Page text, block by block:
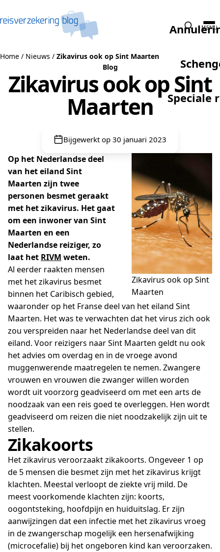
Speciale
MENU
Home / Nieuws / Zikavirus ook op Sint Maarten
Blog
Zikavirus ook op Sint
Maarten
Bijgewerkt op 30 januari 2023
Zikavirus ook op Sint
Maarten
Op het Nederlandse deel
van het eiland Sint
Maarten zijn twee
personen besmet geraakt
met het zikavirus. Het gaat
om een inwoner van Sint
Maarten en een
Nederlandse reiziger, zo
laat het RIVM weten.
Al eerder raakten mensen
met het zikavirus besmet
binnen het Caribisch gebied,
waaronder op het Franse deel van het eiland Sint
Maarten. Het was te verwachten dat het virus zich ook
zou verspreiden naar het Nederlandse deel van dit
eiland. Voor reizigers naar Sint Maarten geldt nu ook
het advies om overdag en in de vroege avond
muggenwerende maatregelen te nemen. Zwangere
vrouwen en vrouwen die zwanger willen worden
wordt uit voorzorg geadviseerd om met een arts de
noodzaak van een reis goed te overleggen. Hen wordt
geadviseerd om reizen die niet noodzakelijk zijn uit te
stellen.
Zikakoorts
Het zikavirus veroorzaakt zikakoorts. Ongeveer 1 op
de 5 mensen die besmet zijn met het zikavirus krijgt
klachten. Meestal verloopt de ziekte vrij mild. De
meest voorkomende klachten zijn: koorts,
oogontsteking, hoofdpijn en huiduitslag. Er zijn
aanwijzingen dat een infectie met het zikavirus vroeg
in de zwangerschap mogelijk een hersenafwijking
(microcefalie) bij het ongeboren kind kan veroorzaken.